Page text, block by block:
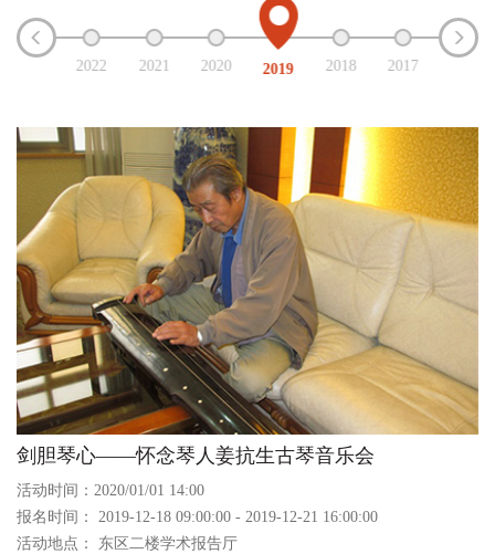
2022 2021 2020 2019 2018 2017
剑胆琴心——怀念琴人姜抗生古琴音乐会
活动时间：2020/01/01 14:00
报名时间： 2019-12-18 09:00:00 - 2019-12-21 16:00:00
活动地点： 东区二楼学术报告厅